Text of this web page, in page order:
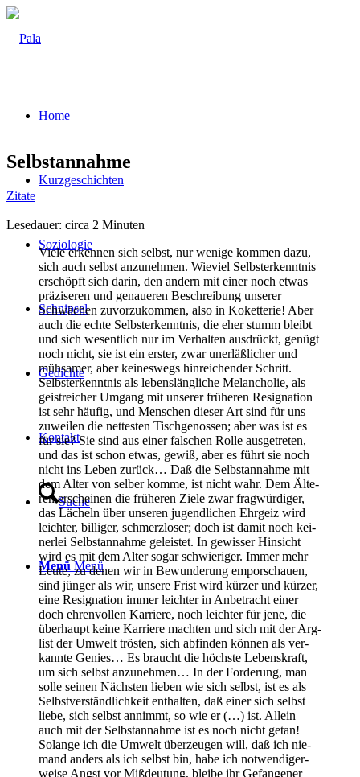
Home
Kurz­ge­schich­ten
Sozio­lo­gie
Schnip­sel
Gedich­te
Kon­takt
Suche
Menü Menü
Selbst­an­nah­me
Zitate
Lese­dau­er: cir­ca 2 Minu­ten
Vie­le erken­nen sich selbst, nur weni­ge kom­men dazu,
sich auch selbst anzu­neh­men. Wie­viel Selbst­er­kennt­nis
erschöpft sich dar­in, den andern mit einer noch etwas
prä­zi­se­ren und genaue­ren Beschrei­bung unse­rer
Schwä­chen zuvor­zu­kom­men, also in Koket­te­rie! Aber
auch die ech­te Selbst­er­kennt­nis, die eher stumm bleibt
und sich wesent­lich nur im Ver­hal­ten aus­drückt, genügt
noch nicht, sie ist ein ers­ter, zwar uner­läß­li­cher und
müh­sa­mer, aber kei­nes­wegs hin­rei­chen­der Schritt.
Selbst­er­kennt­nis als lebens­läng­li­che Melan­cho­lie, als
geist­rei­cher Umgang mit unse­rer frü­he­ren Resi­gna­ti­on
ist sehr häu­fig, und Men­schen die­ser Art sind für uns
zuwei­len die net­tes­ten Tisch­ge­nos­sen; aber was ist es
für sie? Sie sind aus einer fal­schen Rol­le aus­ge­tre­ten,
und das ist schon etwas, gewiß, aber es führt sie noch
nicht ins Leben zurück… Daß die Selbst­an­nah­me mit
dem Alter von sel­ber kom­me, ist nicht wahr. Dem Älte­
ren erschei­nen die frü­he­ren Zie­le zwar frag­wür­di­ger,
das Lächeln über unse­ren jugend­li­chen Ehr­geiz wird
leich­ter, bil­li­ger, schmerz­lo­ser; doch ist damit noch kei­
ner­lei Selbst­an­nah­me geleis­tet. In gewis­ser Hin­sicht
wird es mit dem Alter sogar schwie­ri­ger. Immer mehr
Leu­te, zu denen wir in Bewun­de­rung empor­schau­en,
sind jün­ger als wir, unse­re Frist wird kür­zer und kür­zer,
eine Resi­gna­ti­on immer leich­ter in Anbe­tracht einer
doch ehren­vol­len Kar­rie­re, noch leich­ter für jene, die
über­haupt kei­ne Kar­rie­re mach­ten und sich mit der Arg­
list der Umwelt trös­ten, sich abfin­den kön­nen als ver­
kann­te Genies… Es braucht die höchs­te Lebens­kraft,
um sich selbst anzu­neh­men… In der For­de­rung, man
sol­le sei­nen Nächs­ten lie­ben wie sich selbst, ist es als
Selbst­ver­ständ­lich­keit ent­hal­ten, daß einer sich selbst
lie­be, sich selbst annimmt, so wie er (…) ist. Allein
auch mit der Selbst­an­nah­me ist es noch nicht getan!
Solan­ge ich die Umwelt über­zeu­gen will, daß ich nie­
mand anders als ich selbst bin, habe ich not­wen­di­ger­
wei­se Angst vor Miß­deu­tung, blei­be ihr Gefan­ge­ner